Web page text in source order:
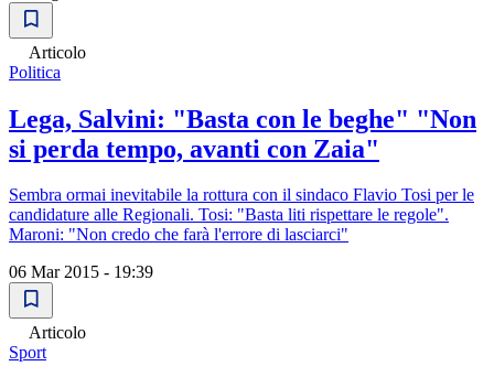
Articolo
Politica
Lega, Salvini: "Basta con le beghe" "Non
si perda tempo, avanti con Zaia"
Sembra ormai inevitabile la rottura con il sindaco Flavio Tosi per le
candidature alle Regionali. Tosi: "Basta liti rispettare le regole".
Maroni: "Non credo che farà l'errore di lasciarci"
06 Mar 2015 - 19:39
Articolo
Sport